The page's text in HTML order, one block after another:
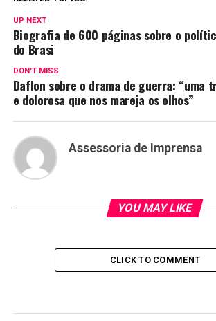
UP NEXT
Biografia de 600 páginas sobre o
do Brasi
DON'T MISS
Daflon sobre o drama de guerra: “uma
e dolorosa que nos mareja os olhos”
Assessoria de Imprensa
YOU MAY LIKE
CLICK TO COMMENT